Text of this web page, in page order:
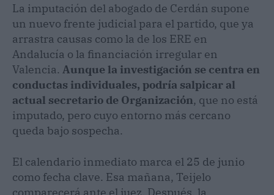
La imputación del abogado de Cerdán supone
un nuevo frente judicial para el partido, que ya
arrastra causas como la de los ERE en
Andalucía o la financiación irregular en
Valencia. Aunque la investigación se centra en
conductas individuales, podría salpicar al
actual secretario de Organización, que no está
imputado, pero cuyo entorno más cercano
queda bajo sospecha.
El calendario inmediato marca el 25 de junio
como fecha clave. Esa mañana, Teijelo
comparecerá ante el juez. Después, la